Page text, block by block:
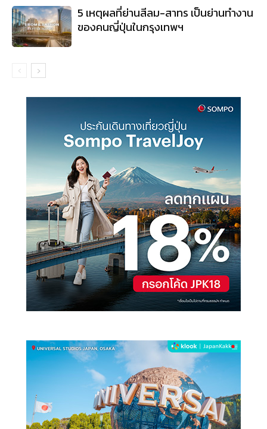
5 เหตุผลที่ย่านสีลม-สาทร เป็นย่านทำงาน
ของคนญี่ปุ่นในกรุงเทพฯ